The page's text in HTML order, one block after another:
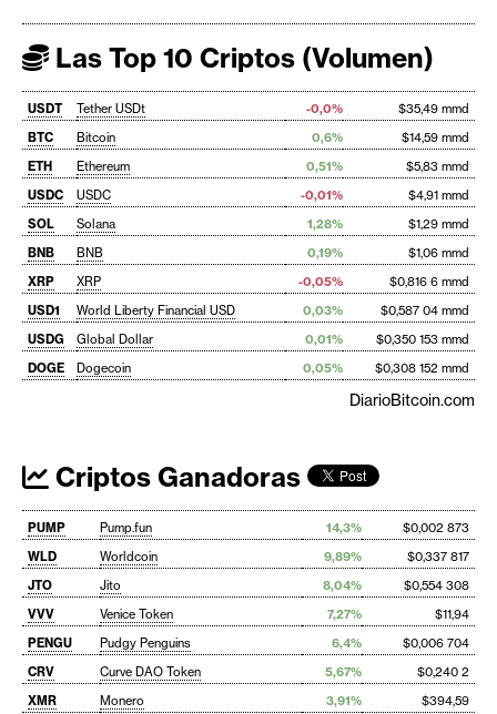
Las Top 10 Criptos (Volumen)
USDT Tether USDt -0,0%
$35,49 mmd
BTC
Bitcoin 0,6%
$14,59 mmd
ETH
Ethereum 0,51%
$5,83 mmd
USDC
USDC -0,01%
$4,91 mmd
SOL
Solana 1,28%
$1,29 mmd
BNB
BNB 0,19%
$1,06 mmd
XRP
XRP -0,05%
$0,816 6 mmd
USD1
World Liberty Financial USD 0,03%
$0,587 04 mmd
USDG
Global Dollar 0,01%
$0,350 153 mmd
DOGE
Dogecoin 0,05% $0,308 152 mmd
DiarioBitcoin.com
Criptos Ganadoras
PUMP Pump.fun 14,3%
$0,002 873
WLD
Worldcoin 9,89%
$0,337 817
JTO
Jito 8,04%
$0,554 308
VVV
Venice Token 7,27%
$11,94
PENGU
Pudgy Penguins 6,4%
$0,006 704
CRV
Curve DAO Token 5,67%
$0,240 2
XMR
Monero 3,91% $394,59